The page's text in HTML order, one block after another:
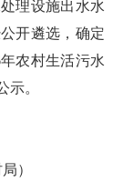
理设施出水水
开遴选，确定
农村生活污水
示。
）